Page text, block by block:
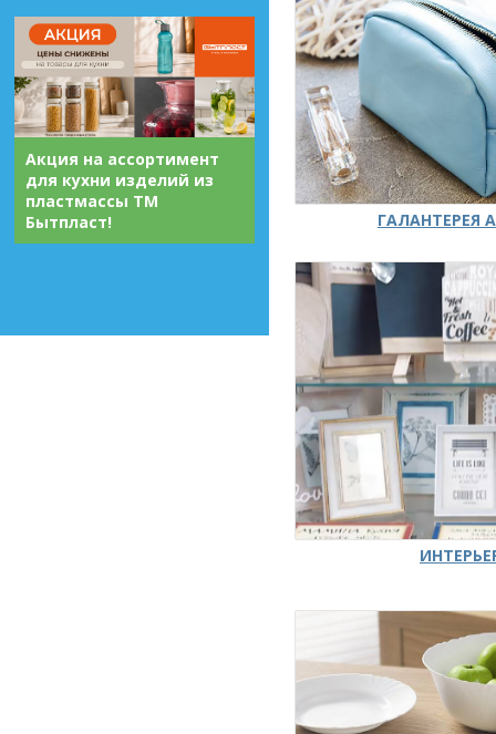
Акция на ассортимент
для кухни изделий из
пластмассы ТМ
Бытпласт!
ГАЛАНТЕРЕЯ